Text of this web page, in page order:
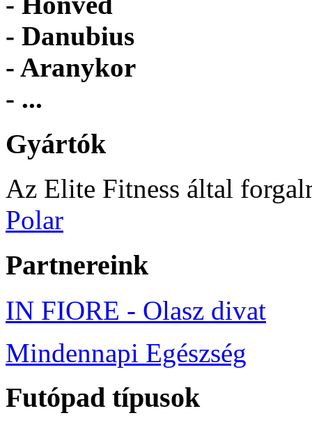
- Danubius
- Aranykor
- ...
Gyártók
Az Elite Fitness által
Polar
Partnereink
IN FIORE - Olasz divat
Mindennapi Egészség
Futópad típusok